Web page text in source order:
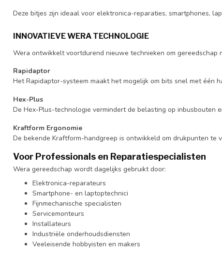
Deze bitjes zijn ideaal voor elektronica-reparaties, smartphones,
INNOVATIEVE WERA TECHNOLOGIE
Wera ontwikkelt voortdurend nieuwe technieken om gereedschap
Rapidaptor
Het Rapidaptor-systeem maakt het mogelijk om bits snel met
Hex-Plus
De Hex-Plus-technologie vermindert de belasting op inbusbouten
Kraftform Ergonomie
De bekende Kraftform-handgreep is ontwikkeld om drukpunten
Voor Professionals en Reparatiespecialisten
Wera gereedschap wordt dagelijks gebruikt door:
Elektronica-reparateurs
Smartphone- en laptoptechnici
Fijnmechanische specialisten
Servicemonteurs
Installateurs
Industriële onderhoudsdiensten
Veeleisende hobbyisten en makers